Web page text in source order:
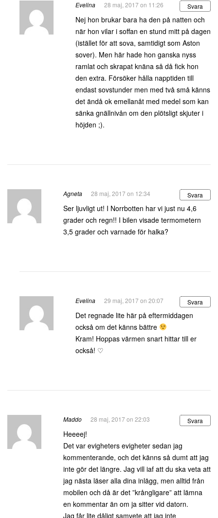
Evelina 28 maj, 2017 on 11:26 Svara
Nej hon brukar bara ha den på natten och
när hon vilar i soffan en stund mitt på dagen
(istället för att sova, samtidigt som Aston
sover). Men här hade hon ganska nyss
ramlat och skrapat knäna så då fick hon
den extra. Försöker hålla napptiden till
endast sovstunder men med två små känns
det ändå ok emellanåt med medel som kan
sänka gnällnivån om den plötsligt skjuter i
höjden ;).
Agneta 28 maj, 2017 on 12:34 Svara
Ser ljuvligt ut! I Norrbotten har vi just nu 4,6
grader och regn!! I bilen visade termometern
3,5 grader och varnade för halka?
Evelina 29 maj, 2017 on 20:07 Svara
Det regnade lite här på eftermiddagen
också om det känns bättre
Kram! Hoppas värmen snart hittar till er
också! ♡
Maddo 28 maj, 2017 on 22:03 Svara
Heeeej!
Det var evigheters evigheter sedan jag
kommenterande, och det känns så dumt att jag
inte gör det längre. Jag vill iaf att du ska veta att
jag nästa läser alla dina inlägg, men alltid från
mobilen och då är det ”krångligare” att lämna
en kommentar än om ja sitter vid datorn.
Jag får lite dåligt samvete att jag inte